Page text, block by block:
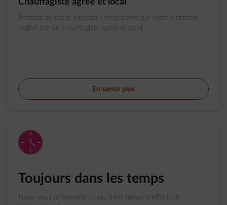
Chauffagiste agréé et local​
Profitez de notre réduction temporaire sur votre entretien
réalisé par un chauffagiste agréé et local.​​ ​
En savoir plus
impulse-clock
Toujours dans les temps
Nous vous prévenons lorsqu'il est temps d'effectuer